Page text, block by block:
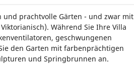
prachtvolle Gärten - und zwar mit
Während Sie Ihre Villa
geschwungenen
den Garten mit farbenprächtigen
und Springbrunnen an.